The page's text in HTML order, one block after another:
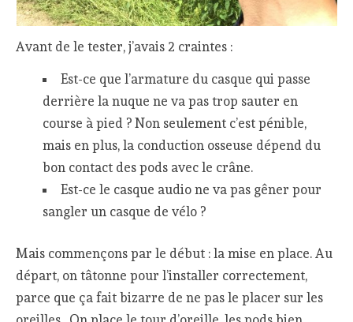
Avant de le tester, j’avais 2 craintes :
Est-ce que l’armature du casque qui passe
derrière la nuque ne va pas trop sauter en
course à pied ? Non seulement c’est pénible,
mais en plus, la conduction osseuse dépend du
bon contact des pods avec le crâne.
Est-ce le casque audio ne va pas gêner pour
sangler un casque de vélo ?
Mais commençons par le début : la mise en place. Au
départ, on tâtonne pour l’installer correctement,
parce que ça fait bizarre de ne pas le placer sur les